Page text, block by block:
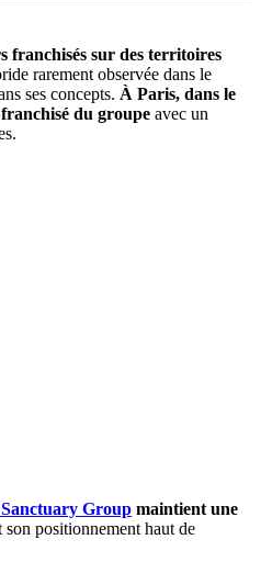
franchisés sur des territoires
rarement observée dans le
ses concepts. À Paris, dans le
du groupe avec un
Group maintient une
positionnement haut de